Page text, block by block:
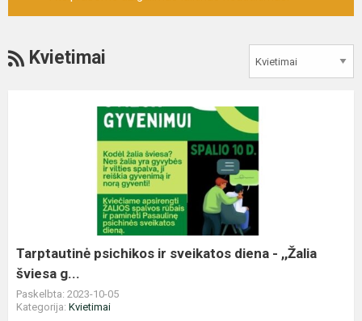
RSS
Kvietimai
šviesa
g...
Tarptautinė psichikos ir sveikatos diena - ,,Žalia
šviesa g...
Paskelbta: 2023-10-05
Kategorija: Kvietimai